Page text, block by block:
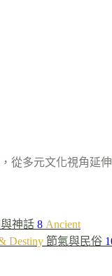
從多元文化視角延伸
神話 8 Ancient
Destiny 節氣與民俗